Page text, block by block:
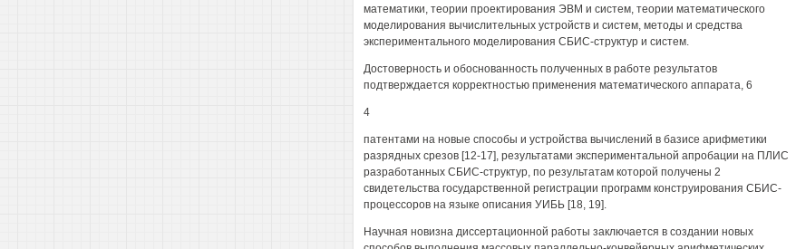
математики, теории проектирования ЭВМ и систем, теории математического
моделирования вычислительных устройств и систем, методы и средства
экспериментального моделирования СБИС-структур и систем.
Достоверность и обоснованность полученных в работе результатов
подтверждается корректностью применения математического аппарата, 6
4
патентами на новые способы и устройства вычислений в базисе арифметики
разрядных срезов [12-17], результатами экспериментальной апробации на ПЛИС
разработанных СБИС-структур, по результатам которой получены 2
свидетельства государственной регистрации программ конструирования СБИС-
процессоров на языке описания УИБЬ [18, 19].
Научная новизна диссертационной работы заключается в создании новых